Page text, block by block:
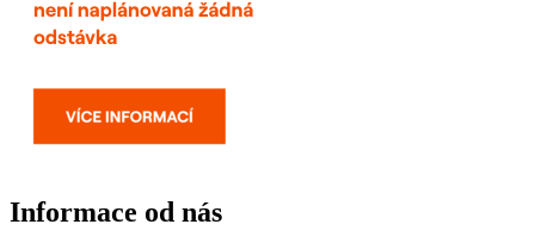
Informace od nás